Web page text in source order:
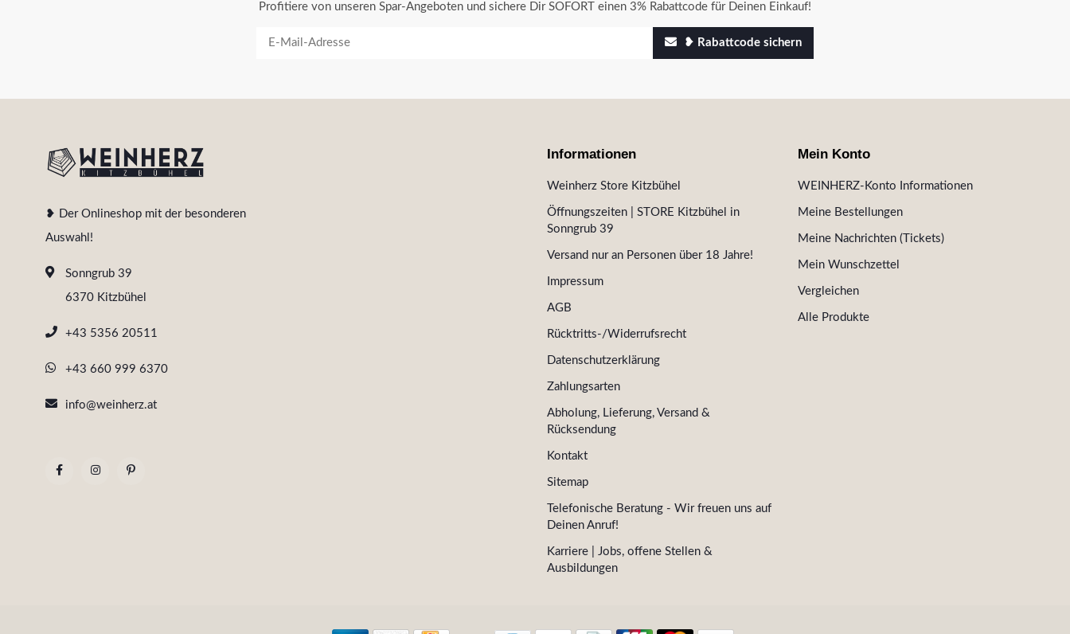
Profitiere von unseren Spar-Angeboten und sichere Dir SOFORT einen 3% Rabattcode für Deinen Einkauf!
❥ Rabattcode sichern
❥ Der Onlineshop mit der besonderen
Auswahl!
Sonngrub 39
6370 Kitzbühel
+43 5356 20511
+43 660 999 6370
info@weinherz.at
Informationen
Weinherz Store Kitzbühel
Öffnungszeiten | STORE Kitzbühel in
Sonngrub 39
Versand nur an Personen über 18 Jahre!
Impressum
AGB
Rücktritts-/Widerrufsrecht
Datenschutzerklärung
Zahlungsarten
Abholung, Lieferung, Versand &
Rücksendung
Kontakt
Sitemap
Telefonische Beratung - Wir freuen uns auf
Deinen Anruf!
Karriere | Jobs, offene Stellen &
Ausbildungen
Mein Konto
WEINHERZ-Konto Informationen
Meine Bestellungen
Meine Nachrichten (Tickets)
Mein Wunschzettel
Vergleichen
Alle Produkte